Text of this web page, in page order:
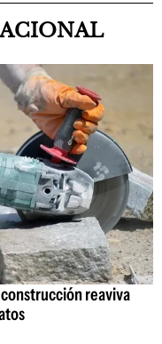
reaviva